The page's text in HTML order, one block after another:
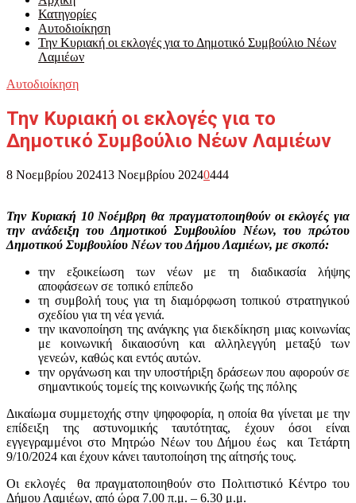
Κατηγορίες
Αυτοδιοίκηση
Την Κυριακή οι εκλογές για το Δημοτικό Συμβούλιο Νέων
Λαμιέων
Αυτοδιοίκηση
Την Κυριακή οι εκλογές για το
Δημοτικό Συμβούλιο Νέων Λαμιέων
8 Νοεμβρίου 202413 Νοεμβρίου 20240444
Την Κυριακή 10 Νοέμβρη θα πραγματοποιηθούν οι εκλογές για
την ανάδειξη του Δημοτικού Συμβουλίου Νέων, του πρώτου
Δημοτικού Συμβουλίου Νέων του Δήμου Λαμιέων, με σκοπό:
την εξοικείωση των νέων με τη διαδικασία λήψης
αποφάσεων σε τοπικό επίπεδο
τη συμβολή τους για τη διαμόρφωση τοπικού στρατηγικού
σχεδίου για τη νέα γενιά.
την ικανοποίηση της ανάγκης για διεκδίκηση μιας κοινωνίας
με κοινωνική δικαιοσύνη και αλληλεγγύη μεταξύ των
γενεών, καθώς και εντός αυτών.
την οργάνωση και την υποστήριξη δράσεων που αφορούν σε
σημαντικούς τομείς της κοινωνικής ζωής της πόλης
Δικαίωμα συμμετοχής στην ψηφοφορία, η οποία θα γίνεται με την
επίδειξη της αστυνομικής ταυτότητας, έχουν όσοι είναι
εγγεγραμμένοι στο Μητρώο Νέων του Δήμου έως και Τετάρτη
9/10/2024 και έχουν κάνει ταυτοποίηση της αίτησής τους.
Οι εκλογές θα πραγματοποιηθούν στο Πολιτιστικό Κέντρο του
Δήμου Λαμιέων, από ώρα 7.00 π.μ. – 6.30 μ.μ.